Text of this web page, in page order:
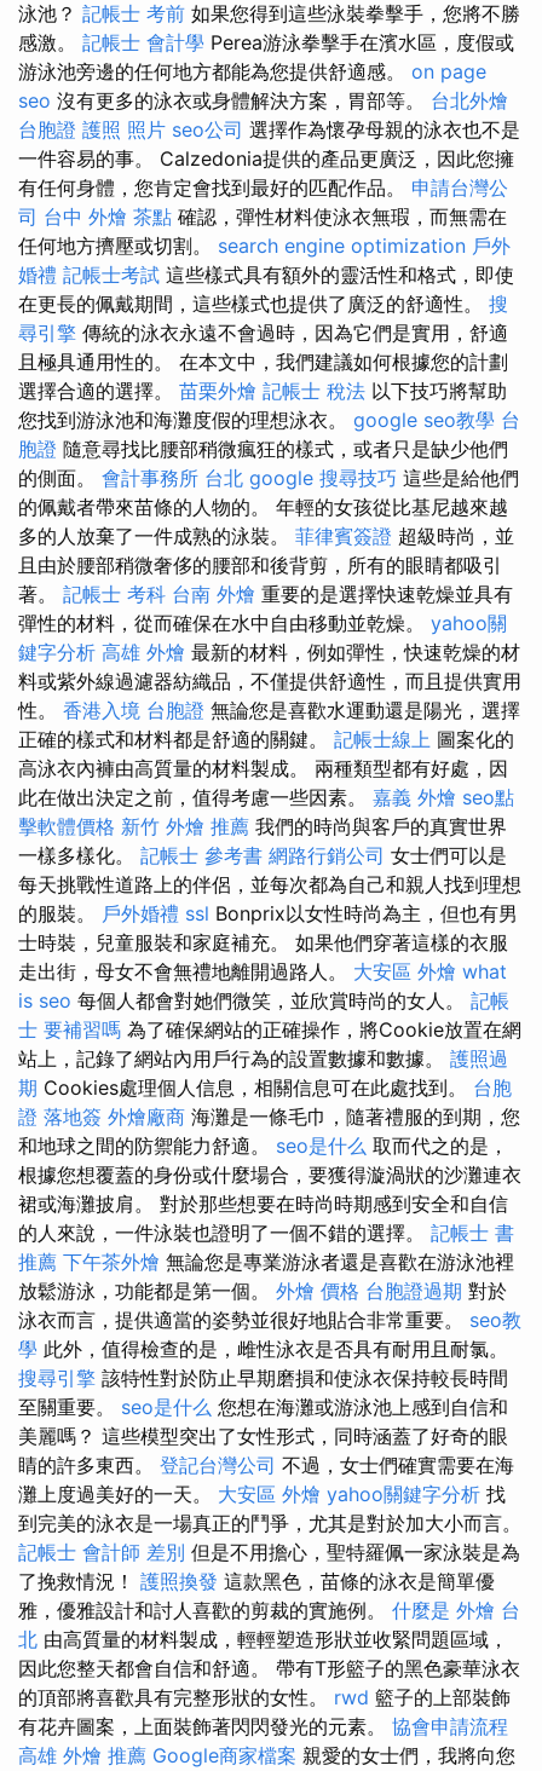
泳池？ 記帳士 考前 如果您得到這些泳裝拳擊手，您將不勝
感激。 記帳士 會計學 Perea游泳拳擊手在濱水區，度假或
游泳池旁邊的任何地方都能為您提供舒適感。 on page
seo 沒有更多的泳衣或身體解決方案，胃部等。 台北外燴
台胞證 護照 照片 seo公司 選擇作為懷孕母親的泳衣也不是
一件容易的事。 Calzedonia提供的產品更廣泛，因此您擁
有任何身體，您肯定會找到最好的匹配作品。 申請台灣公
司 台中 外燴 茶點 確認，彈性材料使泳衣無瑕，而無需在
任何地方擠壓或切割。 search engine optimization 戶外
婚禮 記帳士考試 這些樣式具有額外的靈活性和格式，即使
在更長的佩戴期間，這些樣式也提供了廣泛的舒適性。 搜
尋引擎 傳統的泳衣永遠不會過時，因為它們是實用，舒適
且極具通用性的。 在本文中，我們建議如何根據您的計劃
選擇合適的選擇。 苗栗外燴 記帳士 稅法 以下技巧將幫助
您找到游泳池和海灘度假的理想泳衣。 google seo教學 台
胞證 隨意尋找比腰部稍微瘋狂的樣式，或者只是缺少他們
的側面。 會計事務所 台北 google 搜尋技巧 這些是給他們
的佩戴者帶來苗條的人物的。 年輕的女孩從比基尼越來越
多的人放棄了一件成熟的泳裝。 菲律賓簽證 超級時尚，並
且由於腰部稍微奢侈的腰部和後背剪，所有的眼睛都吸引
著。 記帳士 考科 台南 外燴 重要的是選擇快速乾燥並具有
彈性的材料，從而確保在水中自由移動並乾燥。 yahoo關
鍵字分析 高雄 外燴 最新的材料，例如彈性，快速乾燥的材
料或紫外線過濾器紡織品，不僅提供舒適性，而且提供實用
性。 香港入境 台胞證 無論您是喜歡水運動還是陽光，選擇
正確的樣式和材料都是舒適的關鍵。 記帳士線上 圖案化的
高泳衣內褲由高質量的材料製成。 兩種類型都有好處，因
此在做出決定之前，值得考慮一些因素。 嘉義 外燴 seo點
擊軟體價格 新竹 外燴 推薦 我們的時尚與客戶的真實世界
一樣多樣化。 記帳士 參考書 網路行銷公司 女士們可以是
每天挑戰性道路上的伴侶，並每次都為自己和親人找到理想
的服裝。 戶外婚禮 ssl Bonprix以女性時尚為主，但也有男
士時裝，兒童服裝和家庭補充。 如果他們穿著這樣的衣服
走出街，母女不會無禮地離開過路人。 大安區 外燴 what
is seo 每個人都會對她們微笑，並欣賞時尚的女人。 記帳
士 要補習嗎 為了確保網站的正確操作，將Cookie放置在網
站上，記錄了網站內用戶行為的設置數據和數據。 護照過
期 Cookies處理個人信息，相關信息可在此處找到。 台胞
證 落地簽 外燴廠商 海灘是一條毛巾，隨著禮服的到期，您
和地球之間的防禦能力舒適。 seo是什么 取而代之的是，
根據您想覆蓋的身份或什麼場合，要獲得漩渦狀的沙灘連衣
裙或海灘披肩。 對於那些想要在時尚時期感到安全和自信
的人來說，一件泳裝也證明了一個不錯的選擇。 記帳士 書
推薦 下午茶外燴 無論您是專業游泳者還是喜歡在游泳池裡
放鬆游泳，功能都是第一個。 外燴 價格 台胞證過期 對於
泳衣而言，提供適當的姿勢並很好地貼合非常重要。 seo教
學 此外，值得檢查的是，雌性泳衣是否具有耐用且耐氯。
搜尋引擎 該特性對於防止早期磨損和使泳衣保持較長時間
至關重要。 seo是什么 您想在海灘或游泳池上感到自信和
美麗嗎？ 這些模型突出了女性形式，同時涵蓋了好奇的眼
睛的許多東西。 登記台灣公司 不過，女士們確實需要在海
灘上度過美好的一天。 大安區 外燴 yahoo關鍵字分析 找
到完美的泳衣是一場真正的鬥爭，尤其是對於加大小而言。
記帳士 會計師 差別 但是不用擔心，聖特羅佩一家泳裝是為
了挽救情況！ 護照換發 這款黑色，苗條的泳衣是簡單優
雅，優雅設計和討人喜歡的剪裁的實施例。 什麼是 外燴 台
北 由高質量的材料製成，輕輕塑造形狀並收緊問題區域，
因此您整天都會自信和舒適。 帶有T形籃子的黑色豪華泳衣
的頂部將喜歡具有完整形狀的女性。 rwd 籃子的上部裝飾
有花卉圖案，上面裝飾著閃閃發光的元素。 協會申請流程
高雄 外燴 推薦 Google商家檔案 親愛的女士們，我將向您